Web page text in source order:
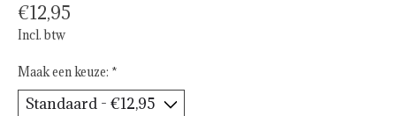
€12,95
Incl. btw
Maak een keuze: *